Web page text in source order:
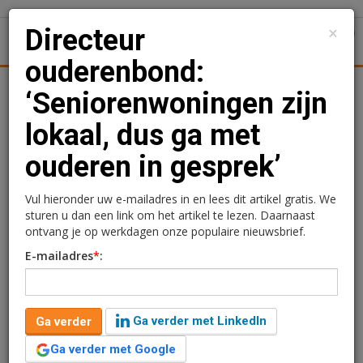
Nieuws Uitgelicht
Directeur ouderenbond:
‘Seniorenwoningen zijn
lokaal, dus ga met
ouderen in gesprek’
×
Directeur
ouderenbond:
‘Seniorenwoningen zijn
lokaal, dus ga met
ouderen in gesprek’
Vul hieronder uw e-mailadres in en lees dit artikel gratis. We
sturen u dan een link om het artikel te lezen. Daarnaast
ontvang je op werkdagen onze populaire nieuwsbrief.
E-mailadres*:
Ga verder
Ga verder met LinkedIn
Ga verder met Google